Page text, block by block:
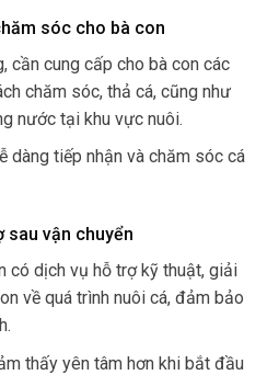
sóc cho bà con
cần cung cấp cho bà con các
chăm sóc, thả cá, cũng như
nước tại khu vực nuôi.
dàng tiếp nhận và chăm sóc cá
sau vận chuyển
có dịch vụ hỗ trợ kỹ thuật, giải
về quá trình nuôi cá, đảm bảo
thấy yên tâm hơn khi bắt đầu